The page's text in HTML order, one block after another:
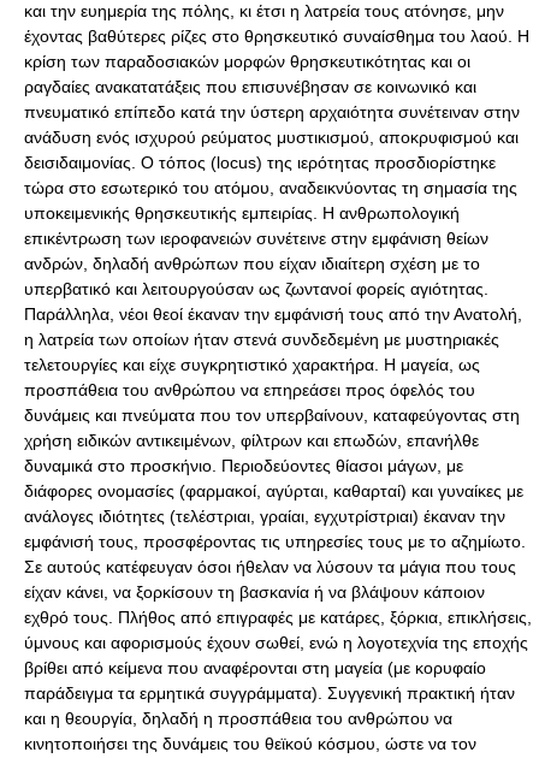
και την ευημερία της πόλης, κι έτσι η λατρεία τους ατόνησε, μην
έχοντας βαθύτερες ρίζες στο θρησκευτικό συναίσθημα του λαού. Η
κρίση των παραδοσιακών μορφών θρησκευτικότητας και οι
ραγδαίες ανακατατάξεις που επισυνέβησαν σε κοινωνικό και
πνευματικό επίπεδο κατά την ύστερη αρχαιότητα συνέτειναν στην
ανάδυση ενός ισχυρού ρεύματος μυστικισμού, αποκρυφισμού και
δεισιδαιμονίας. Ο τόπος (locus) της ιερότητας προσδιορίστηκε
τώρα στο εσωτερικό του ατόμου, αναδεικνύοντας τη σημασία της
υποκειμενικής θρησκευτικής εμπειρίας. Η ανθρωπολογική
επικέντρωση των ιεροφανειών συνέτεινε στην εμφάνιση θείων
ανδρών, δηλαδή ανθρώπων που είχαν ιδιαίτερη σχέση με το
υπερβατικό και λειτουργούσαν ως ζωντανοί φορείς αγιότητας.
Παράλληλα, νέοι θεοί έκαναν την εμφάνισή τους από την Ανατολή,
η λατρεία των οποίων ήταν στενά συνδεδεμένη με μυστηριακές
τελετουργίες και είχε συγκρητιστικό χαρακτήρα. Η μαγεία, ως
προσπάθεια του ανθρώπου να επηρεάσει προς όφελός του
δυνάμεις και πνεύματα που τον υπερβαίνουν, καταφεύγοντας στη
χρήση ειδικών αντικειμένων, φίλτρων και επωδών, επανήλθε
δυναμικά στο προσκήνιο. Περιοδεύοντες θίασοι μάγων, με
διάφορες ονομασίες (φαρμακοί, αγύρται, καθαρταί) και γυναίκες με
ανάλογες ιδιότητες (τελέστριαι, γραίαι, εγχυτρίστριαι) έκαναν την
εμφάνισή τους, προσφέροντας τις υπηρεσίες τους με το αζημίωτο.
Σε αυτούς κατέφευγαν όσοι ήθελαν να λύσουν τα μάγια που τους
είχαν κάνει, να ξορκίσουν τη βασκανία ή να βλάψουν κάποιον
εχθρό τους. Πλήθος από επιγραφές με κατάρες, ξόρκια, επικλήσεις,
ύμνους και αφορισμούς έχουν σωθεί, ενώ η λογοτεχνία της εποχής
βρίθει από κείμενα που αναφέρονται στη μαγεία (με κορυφαίο
παράδειγμα τα ερμητικά συγγράμματα). Συγγενική πρακτική ήταν
και η θεουργία, δηλαδή η προσπάθεια του ανθρώπου να
κινητοποιήσει της δυνάμεις του θεϊκού κόσμου, ώστε να τον